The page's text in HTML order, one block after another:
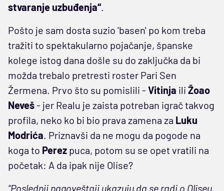
stvaranje uzbuđenja“.
Pošto je sam dosta suzio 'basen' po kom treba
tražiti to spektakularno pojačanje, španske
kolege istog dana došle su do zaključka da bi
možda trebalo pretresti roster Pari Sen
Žermena. Prvo što su pomislili - Vitinja ili Žoao
Neveš- jer Realu je zaista potreban igrač takvog
profila, neko ko bi bio prava zamena za Luku
Modrića. Priznavši da ne mogu da pogode na
koga to Perez puca, potom su se opet vratili na
početak: A da ipak nije Olise?
"Poslednji nagoveštaji ukazuju da se radi o Oliseu,